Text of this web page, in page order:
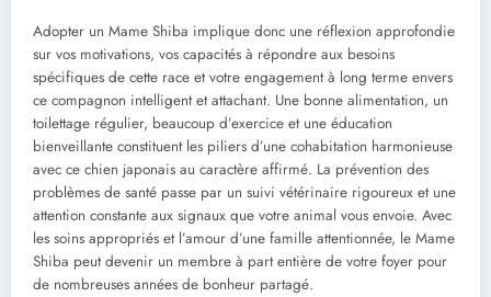
Adopter un Mame Shiba implique donc une réflexion approfondie
sur vos motivations, vos capacités à répondre aux besoins
spécifiques de cette race et votre engagement à long terme envers
ce compagnon intelligent et attachant. Une bonne alimentation, un
toilettage régulier, beaucoup d’exercice et une éducation
bienveillante constituent les piliers d’une cohabitation harmonieuse
avec ce chien japonais au caractère affirmé. La prévention des
problèmes de santé passe par un suivi vétérinaire rigoureux et une
attention constante aux signaux que votre animal vous envoie. Avec
les soins appropriés et l’amour d’une famille attentionnée, le Mame
Shiba peut devenir un membre à part entière de votre foyer pour
de nombreuses années de bonheur partagé.